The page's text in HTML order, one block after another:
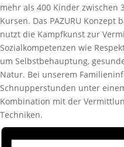
mehr als 400 Kinder zwischen
Kursen. Das PAZURU
nutzt die Kampfkunst zur
Sozialkompetenzen wie
um Selbstbehauptung,
Natur. Bei unserem
Schnupperstunden unter
Kombination mit der
Techniken.